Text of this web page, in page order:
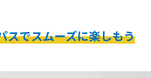
スでスムーズに楽しもう